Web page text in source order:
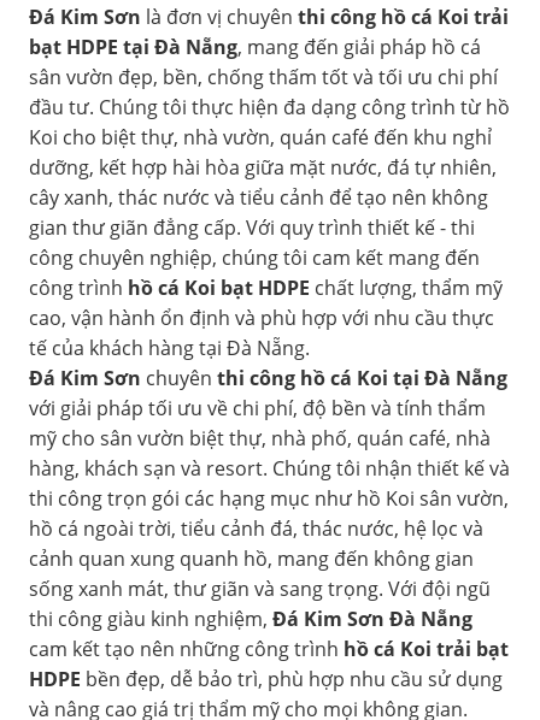
Đá Kim Sơn là đơn vị chuyên thi công hồ cá Koi trải
bạt HDPE tại Đà Nẵng, mang đến giải pháp hồ cá
sân vườn đẹp, bền, chống thấm tốt và tối ưu chi phí
đầu tư. Chúng tôi thực hiện đa dạng công trình từ hồ
Koi cho biệt thự, nhà vườn, quán café đến khu nghỉ
dưỡng, kết hợp hài hòa giữa mặt nước, đá tự nhiên,
cây xanh, thác nước và tiểu cảnh để tạo nên không
gian thư giãn đẳng cấp. Với quy trình thiết kế - thi
công chuyên nghiệp, chúng tôi cam kết mang đến
công trình hồ cá Koi bạt HDPE chất lượng, thẩm mỹ
cao, vận hành ổn định và phù hợp với nhu cầu thực
tế của khách hàng tại Đà Nẵng.
Đá Kim Sơn chuyên thi công hồ cá Koi tại Đà Nẵng
với giải pháp tối ưu về chi phí, độ bền và tính thẩm
mỹ cho sân vườn biệt thự, nhà phố, quán café, nhà
hàng, khách sạn và resort. Chúng tôi nhận thiết kế và
thi công trọn gói các hạng mục như hồ Koi sân vườn,
hồ cá ngoài trời, tiểu cảnh đá, thác nước, hệ lọc và
cảnh quan xung quanh hồ, mang đến không gian
sống xanh mát, thư giãn và sang trọng. Với đội ngũ
thi công giàu kinh nghiệm, Đá Kim Sơn Đà Nẵng
cam kết tạo nên những công trình hồ cá Koi trải bạt
HDPE bền đẹp, dễ bảo trì, phù hợp nhu cầu sử dụng
và nâng cao giá trị thẩm mỹ cho mọi không gian.